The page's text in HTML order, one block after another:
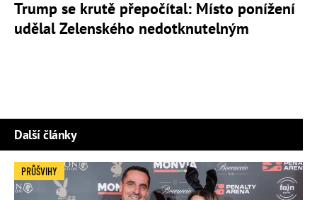
Trump se krutě přepočítal: Místo ponížení
udělal Zelenského nedotknutelným
Další články
PRŮŠVIHY